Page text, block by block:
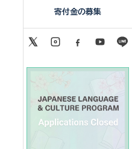
寄付金の募集